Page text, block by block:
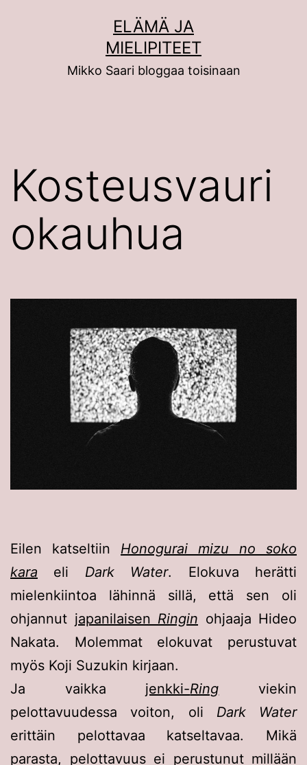
ELÄMÄ JA
MIELIPITEET
Mikko Saari bloggaa toisinaan
Kosteusvauri
okauhua
Eilen katseltiin Honogurai mizu no soko
kara eli Dark Water. Elokuva herätti
mielenkiintoa lähinnä sillä, että sen oli
ohjannut japanilaisen Ringin ohjaaja Hideo
Nakata. Molemmat elokuvat perustuvat
myös Koji Suzukin kirjaan.
Ja vaikka jenkki-Ring viekin
pelottavuudessa voiton, oli Dark Water
erittäin pelottavaa katseltavaa. Mikä
parasta, pelottavuus ei perustunut millään